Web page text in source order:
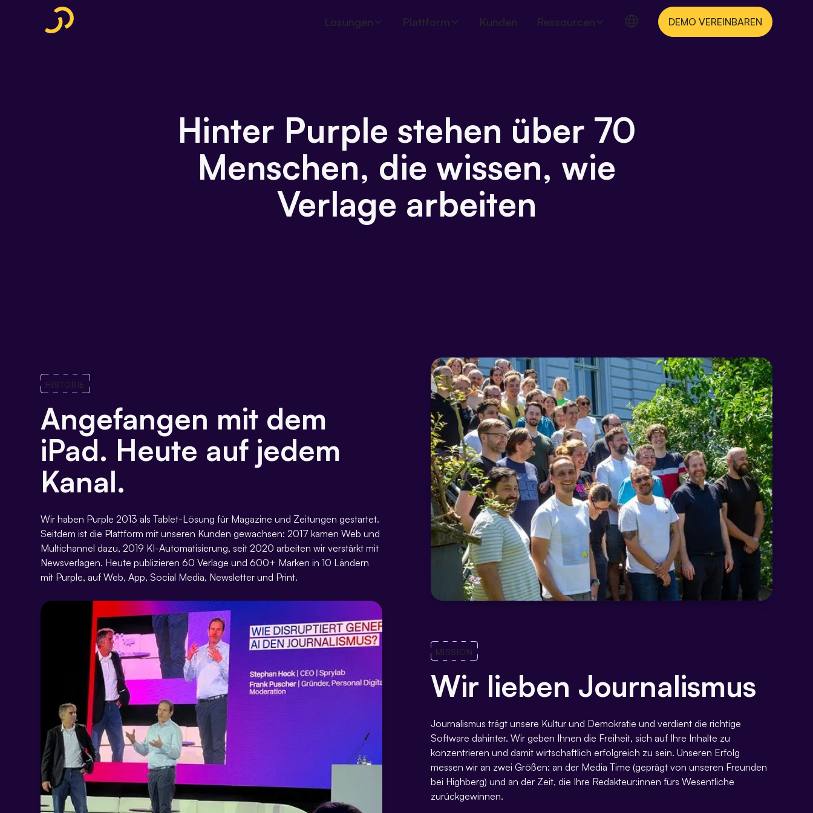
Lösungen Plattform Kunden Ressourcen DEMO VEREINBAREN
Hinter Purple stehen über 70
Menschen, die wissen, wie
Verlage arbeiten
HISTORIE
Angefangen mit dem
iPad. Heute auf jedem
Kanal.
Wir haben Purple 2013 als Tablet-Lösung für Magazine und Zeitungen gestartet.
Seitdem ist die Plattform mit unseren Kunden gewachsen: 2017 kamen Web und
Multichannel dazu, 2019 KI-Automatisierung, seit 2020 arbeiten wir verstärkt mit
Newsverlagen. Heute publizieren 60 Verlage und 600+ Marken in 10 Ländern
mit Purple, auf Web, App, Social Media, Newsletter und Print.
MISSION
Wir lieben Journalismus
Journalismus trägt unsere Kultur und Demokratie und verdient die richtige
Software dahinter. Wir geben Ihnen die Freiheit, sich auf Ihre Inhalte zu
konzentrieren und damit wirtschaftlich erfolgreich zu sein. Unseren Erfolg
messen wir an zwei Größen: an der Media Time (geprägt von unseren Freunden
bei Highberg) und an der Zeit, die Ihre Redakteur:innen fürs Wesentliche
zurückgewinnen.